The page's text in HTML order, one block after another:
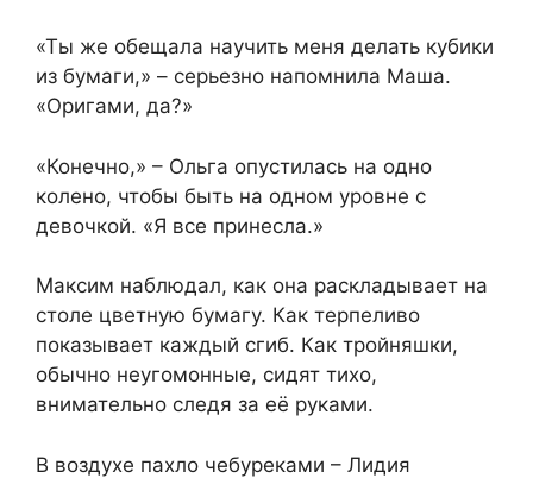
«Ты же обещала научить меня делать кубики
из бумаги,» – серьезно напомнила Маша.
«Оригами, да?»
«Конечно,» – Ольга опустилась на одно
колено, чтобы быть на одном уровне с
девочкой. «Я все принесла.»
Максим наблюдал, как она раскладывает на
столе цветную бумагу. Как терпеливо
показывает каждый сгиб. Как тройняшки,
обычно неугомонные, сидят тихо,
внимательно следя за её руками.
В воздухе пахло чебуреками – Лидия